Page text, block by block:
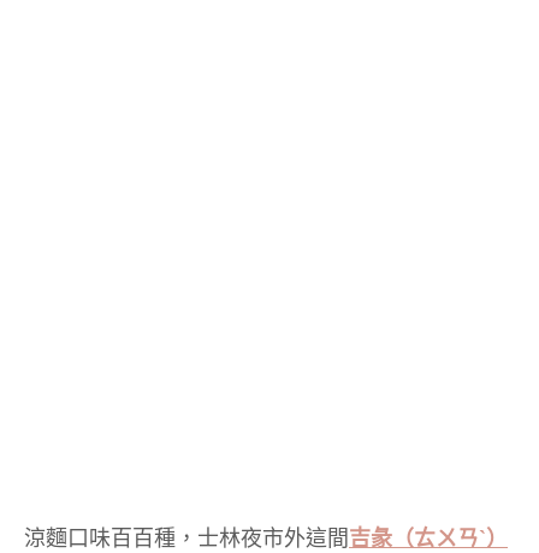
涼麵口味百百種，士林夜市外這間吉彖（ㄊㄨㄢˋ）